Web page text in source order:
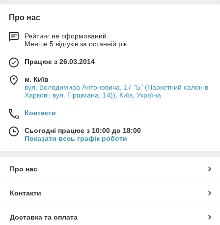
Про нас
Рейтинг не сформований
Менше 5 відгуків за останній рік
Працює з 26.03.2014
м. Київ
вул. Володимира Антоновича, 17 "Б" (Паркетний салон в
Харкові: вул. Гіршмана, 14)), Київ, Україна
Контакти
Сьогодні працює з 10:00 до 18:00
Показати весь графік роботи
Про нас
Контакти
Доставка та оплата